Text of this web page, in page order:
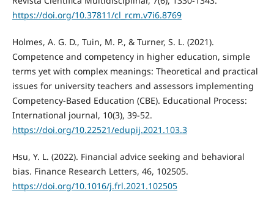
https://doi.org/10.37811/cl_rcm.v7i6.8769
Holmes, A. G. D., Tuin, M. P., & Turner, S. L. (2021).
Competence and competency in higher education, simple
terms yet with complex meanings: Theoretical and practical
issues for university teachers and assessors implementing
Competency-Based Education (CBE). Educational Process:
International journal, 10(3), 39-52.
https://doi.org/10.22521/edupij.2021.103.3
Hsu, Y. L. (2022). Financial advice seeking and behavioral
bias. Finance Research Letters, 46, 102505.
https://doi.org/10.1016/j.frl.2021.102505